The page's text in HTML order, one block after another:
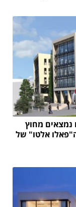
נמצאים מחוץ
אלטו" של